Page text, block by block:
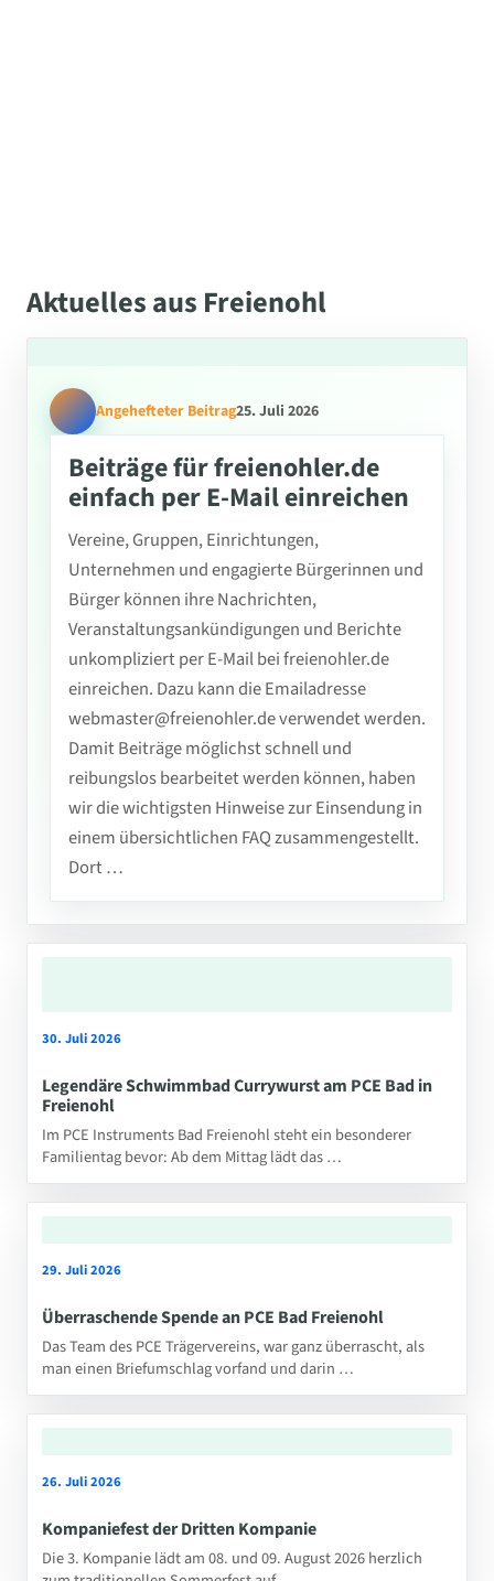
Aktuelles aus Freienohl
Angehefteter Beitrag25. Juli 2026
Beiträge für freienohler.de
einfach per E-Mail einreichen
Vereine, Gruppen, Einrichtungen,
Unternehmen und engagierte Bürgerinnen und
Bürger können ihre Nachrichten,
Veranstaltungsankündigungen und Berichte
unkompliziert per E-Mail bei freienohler.de
einreichen. Dazu kann die Emailadresse
webmaster@freienohler.de verwendet werden.
Damit Beiträge möglichst schnell und
reibungslos bearbeitet werden können, haben
wir die wichtigsten Hinweise zur Einsendung in
einem übersichtlichen FAQ zusammengestellt.
Dort …
30. Juli 2026
Legendäre Schwimmbad Currywurst am PCE Bad in
Freienohl
Im PCE Instruments Bad Freienohl steht ein besonderer
Familientag bevor: Ab dem Mittag lädt das …
29. Juli 2026
Überraschende Spende an PCE Bad Freienohl
Das Team des PCE Trägervereins, war ganz überrascht, als
man einen Briefumschlag vorfand und darin …
26. Juli 2026
Kompaniefest der Dritten Kompanie
Die 3. Kompanie lädt am 08. und 09. August 2026 herzlich